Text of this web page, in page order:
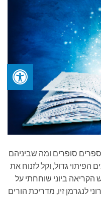
22/05/24 בתוכנית ספרים סופרים ומה שביניהם
הפיתוי גדול, וקל לזנוח את
הקריאה ביוני שוחחתי על
לנגרמן זיו, מדריכת הורים